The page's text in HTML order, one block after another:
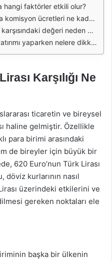
hangi faktörler etkili olur?
ücretleri ne kadar olabilir?
değeri neden değişir?
yaparken nelere dikkat etmeliyim?
Karşılığı Ne
ticaretin ve bireysel
haline gelmiştir. Özellikle
para birimi arasındaki
de bireyler için büyük bir
620 Euro’nun Türk Lirası
döviz kurlarının nasıl
üzerindeki etkilerini ve
gereken noktaları ele
başka bir ülkenin